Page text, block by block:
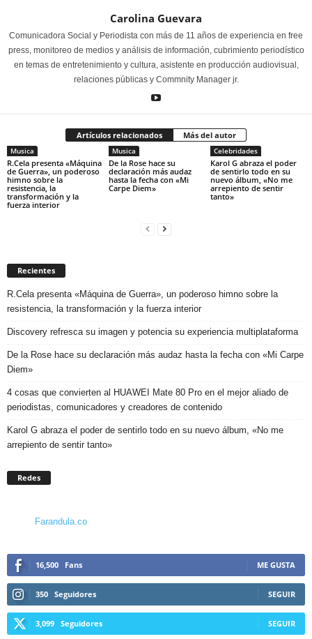
Carolina Guevara
Comunicadora Social y Periodista con más de 11 años de experiencia en free
press, monitoreo de medios y análisis de información, cubrimiento periodístico
en temas de entretenimiento y cultura, asistente en producción audiovisual,
relaciones públicas y Commnity Manager jr.
Artículos relacionados Más del autor
Musica
R.Cela presenta «Máquina
de Guerra», un poderoso
himno sobre la
resistencia, la
transformación y la
fuerza interior
Musica
De la Rose hace su
declaración más audaz
hasta la fecha con «Mi
Carpe Diem»
Celebridades
Karol G abraza el poder
de sentirlo todo en su
nuevo álbum, «No me
arrepiento de sentir
tanto»
Recientes
R.Cela presenta «Máquina de Guerra», un poderoso himno sobre la
resistencia, la transformación y la fuerza interior
Discovery refresca su imagen y potencia su experiencia multiplataforma
De la Rose hace su declaración más audaz hasta la fecha con «Mi Carpe
Diem»
4 cosas que convierten al HUAWEI Mate 80 Pro en el mejor aliado de
periodistas, comunicadores y creadores de contenido
Karol G abraza el poder de sentirlo todo en su nuevo álbum, «No me
arrepiento de sentir tanto»
Redes
Farandula.co
16,500 Fans ME GUSTA
350 Seguidores SEGUIR
3,099 Seguidores SEGUIR